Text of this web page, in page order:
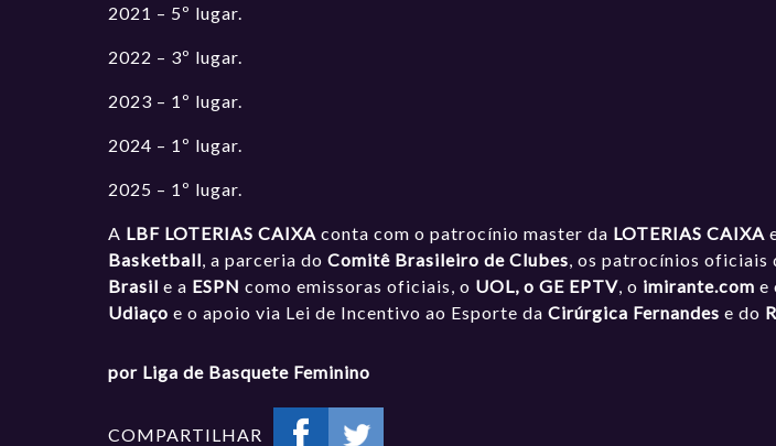
2021 – 5º lugar.
2022 – 3º lugar.
2023 – 1º lugar.
2024 – 1º lugar.
2025 – 1º lugar.
A LBF LOTERIAS CAIXAconta com o patrocínio master da LOTERIAS CAIXA
Basketball , a parceria do Comitê Brasileiro de Clubes , os patrocínios oficiais
Brasil e a ESPNcomo emissoras oficiais, o UOL, o GE EPTV , o imirante.com e
Udiaço e o apoio via Lei de Incentivo ao Esporte daCirúrgica Fernandese do
por Liga de Basquete Feminino
COMPARTILHAR